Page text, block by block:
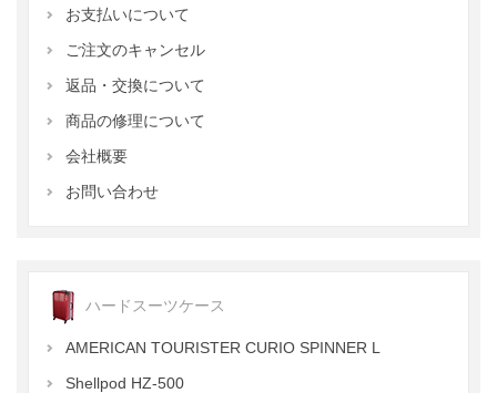
お支払いについて
ご注文のキャンセル
返品・交換について
商品の修理について
会社概要
お問い合わせ
ハードスーツケース
AMERICAN TOURISTER CURIO SPINNER L
Shellpod HZ-500